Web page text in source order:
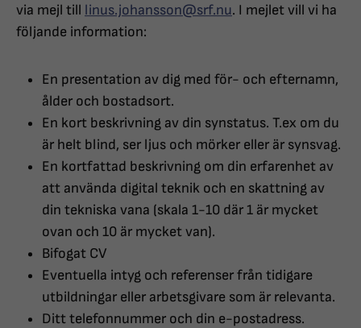
via mejl till linus.johansson@srf.nu. I mejlet vill vi ha
följande information:
En presentation av dig med för- och efternamn,
ålder och bostadsort.
En kort beskrivning av din synstatus. T.ex om du
är helt blind, ser ljus och mörker eller är synsvag.
En kortfattad beskrivning om din erfarenhet av
att använda digital teknik och en skattning av
din tekniska vana (skala 1-10 där 1 är mycket
ovan och 10 är mycket van).
Bifogat CV
Eventuella intyg och referenser från tidigare
utbildningar eller arbetsgivare som är relevanta.
Ditt telefonnummer och din e-postadress.